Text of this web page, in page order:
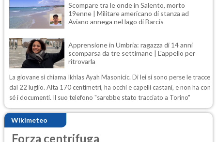
Scompare tra le onde in Salento, morto
19enne | Militare americano di stanza ad
Aviano annega nel lago di Barcis
Apprensione in Umbria: ragazza di 14 anni
scomparsa da tre settimane | L'appello per
ritrovarla
La giovane si chiama Ikhlas Ayah Masonicic. Di lei si sono perse le tracce
dal 22 luglio. Alta 170 centimetri, ha occhi e capelli castani, e non ha con
sé i documenti. Il suo telefono "sarebbe stato tracciato a Torino"
Wikimeteo
Forza centrifuga